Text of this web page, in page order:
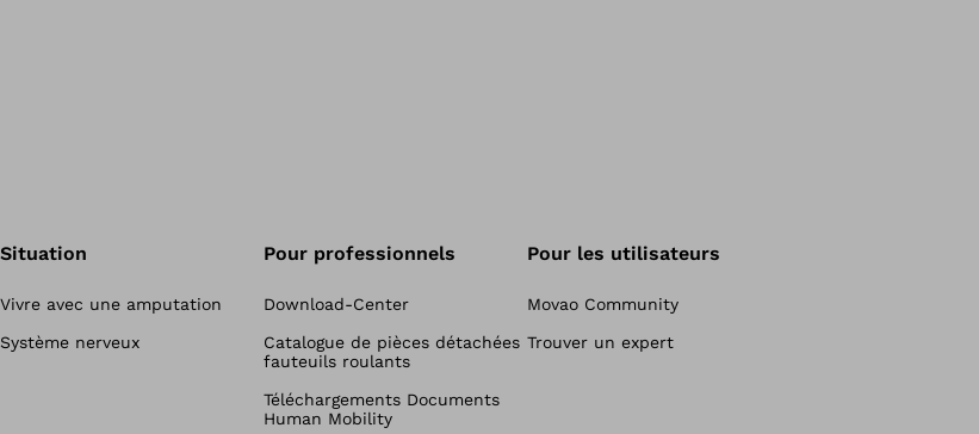
Situation
Vivre avec une amputation
Système nerveux
Pour professionnels
Download-Center
Catalogue de pièces détachées
fauteuils roulants
Téléchargements Documents
Human Mobility
Pour les utilisateurs
Movao Community
Trouver un expert